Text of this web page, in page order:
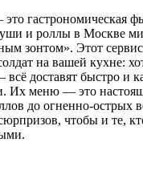
гастрономическая
и роллы в Москве
зонтом». Этот
на вашей кухне:
доставят быстро и
Их меню — это
до огненно-острых
чтобы и те,